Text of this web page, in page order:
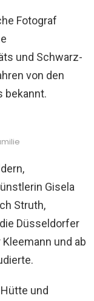
Fotograf
und Schwarz-
von den
bekannt.
Gisela
Struth,
Düsseldorfer
und ab
und